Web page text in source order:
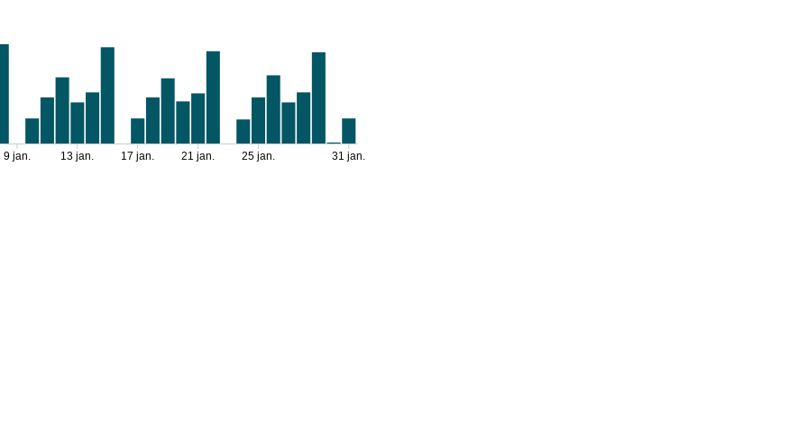
9 jan. 13 jan. 17 jan. 21 jan. 25 jan. 31 jan.